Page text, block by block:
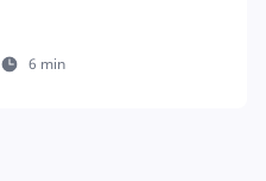
6 min